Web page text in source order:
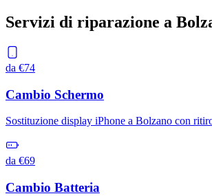
Servizi di riparazione a
da €74
Cambio Schermo
Sostituzione display iPhone a Bolzano con
da €69
Cambio Batteria